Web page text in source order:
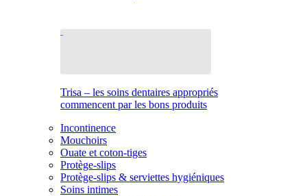
Trisa – les soins dentaires appropriés
commencent par les bons produits
Incontinence
Mouchoirs
Ouate et coton-tiges
Protège-slips
Protège-slips & serviettes hygiéniques
Soins intimes